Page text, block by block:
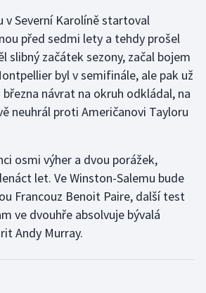
v Severní Karolíně startoval
před sedmi lety a tehdy prošel
slibný začátek sezony, začal bojem
byl v semifinále, ale pak už
návrat na okruh odkládal, na
neuhrál proti Američanovi Tayloru
osmi výher a dvou porážek,
let. Ve Winston-Salemu bude
Francouz Benoit Paire, další test
ve dvouhře absolvuje bývalá
Andy Murray.